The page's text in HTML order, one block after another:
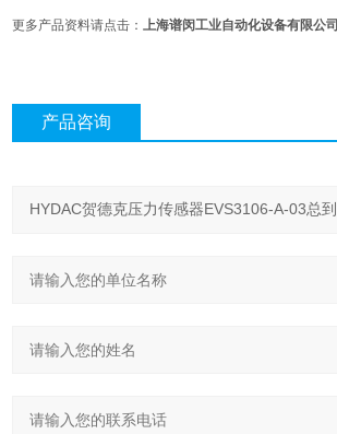
更多产品资料请点击：上海谱闵工业自动化设备有限公司
产品咨询